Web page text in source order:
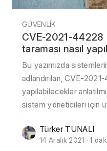
GÜVENLIK
CVE-2021-
taraması nasıl
Bu yazımızda
adlandırılan, CVE-
yapılabilecekler
sistem yöneticileri için
Türker TUNALI
14 Aralık 2021 · 1